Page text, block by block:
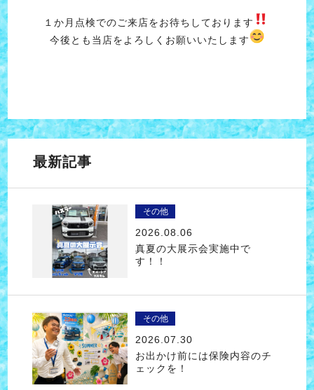
１か月点検でのご来店をお待ちしております
今後とも当店をよろしくお願いいたします
最新記事
その他
2026.08.06
真夏の大展示会実施中で
す！！
その他
2026.07.30
お出かけ前には保険内容のチ
ェックを！